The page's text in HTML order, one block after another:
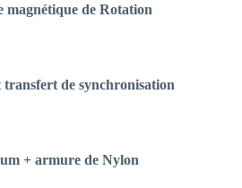
de Rotation
de synchronisation
+ armure de Nylon